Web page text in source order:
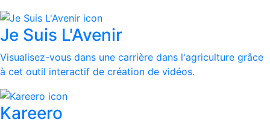
Je Suis L'Avenir
Visualisez-vous dans une carrière dans l'agriculture grâce
à cet outil interactif de création de vidéos.
Kareero